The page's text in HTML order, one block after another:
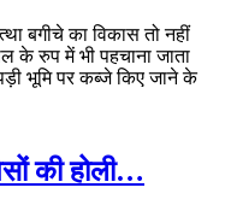
बगीचे का विकास तो नहीं
के रुप में भी पहचाना जाता
भूमि पर कब्जे किए जाने के
की होली…